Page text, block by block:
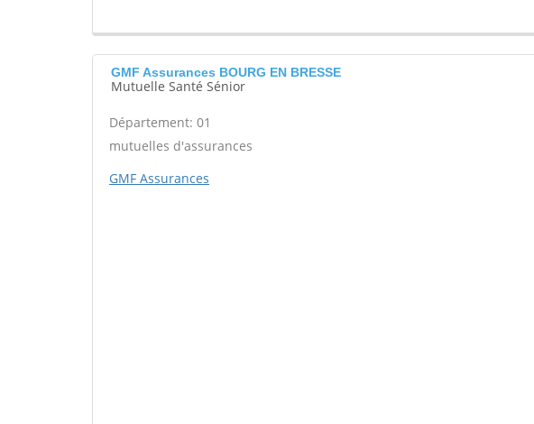
GMF Assurances BOURG EN BRESSE
Mutuelle Santé Sénior
Département: 01
mutuelles d'assurances
GMF Assurances